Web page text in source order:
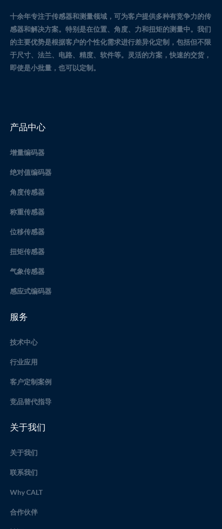
十余年专注于传感器和测量领域，可为客户提供多种有竞争力的传
感器和解决方案。 特别是在位置、角度、力和扭矩的测量中。 我们
的主要优势是根据客户的个性化需求进行差异化定制，包括但不限
于尺寸、法兰、电路、精度、软件等。灵活的方案，快速的交货，
即使是小批量，也可以定制。
产品中心
增量编码器
绝对值编码器
角度传感器
称重传感器
位移传感器
扭矩传感器
气象传感器
感应式编码器
服务
技术中心
行业应用
客户定制案例
竞品替代指导
关于我们
关于我们
联系我们
Why CALT
合作伙伴